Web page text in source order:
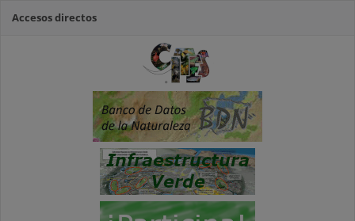
Accesos directos